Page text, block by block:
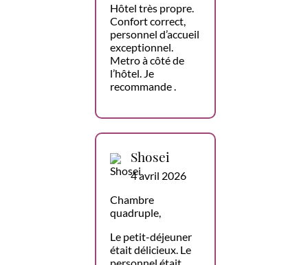
Hôtel très propre.
Confort correct,
personnel d’accueil
exceptionnel.
Metro à côté de
l’hôtel. Je
recommande .
Shosei
4 avril 2026
Chambre
quadruple,
Le petit-déjeuner
était délicieux. Le